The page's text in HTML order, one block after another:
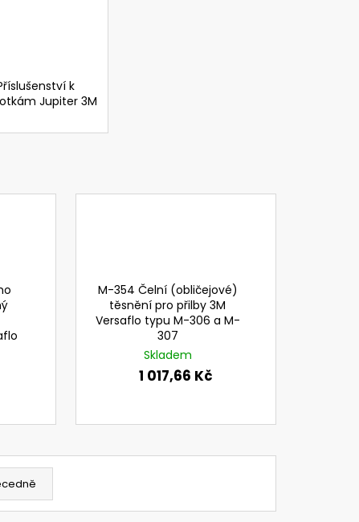
k
Jupiter 3M
M-354 Čelní (obličejové)
těsnění pro přilby 3M
Versaflo typu M-306 a M-
307
Skladem
1 017,66 Kč
LESNICKÝ A
S DRÁTĚNÝM